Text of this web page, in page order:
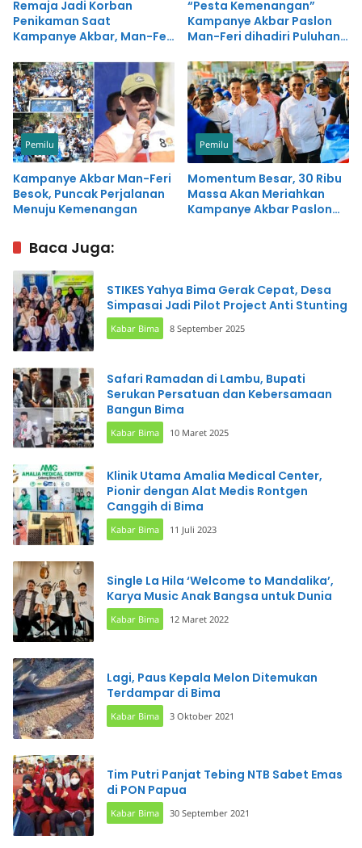
Remaja Jadi Korban
Penikaman Saat
Kampanye Akbar, Man-Feri
Rumah Duka
“Pesta Kemenangan”
Kampanye Akbar Paslon
Man-Feri dihadiri Puluhan
Pemilu
Kampanye Akbar Man-Feri
Besok, Puncak Perjalanan
Menuju Kemenangan
Pemilu
Momentum Besar, 30 Ribu
Massa Akan Meriahkan
Kampanye Akbar Paslon
Baca Juga:
STIKES Yahya Bima Gerak Cepat, Desa
Simpasai Jadi Pilot Project Anti Stunting
Kabar Bima 8 September 2025
Safari Ramadan di Lambu, Bupati
Serukan Persatuan dan Kebersamaan
Bangun Bima
Kabar Bima 10 Maret 2025
Klinik Utama Amalia Medical Center,
Pionir dengan Alat Medis Rontgen
Canggih di Bima
Kabar Bima 11 Juli 2023
Single La Hila ‘Welcome to Mandalika’,
Karya Music Anak Bangsa untuk Dunia
Kabar Bima 12 Maret 2022
Lagi, Paus Kepala Melon Ditemukan
Terdampar di Bima
Kabar Bima 3 Oktober 2021
Tim Putri Panjat Tebing NTB Sabet Emas
di PON Papua
Kabar Bima 30 September 2021